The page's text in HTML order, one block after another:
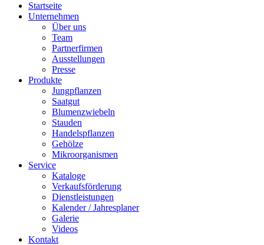
Startseite
Unternehmen
Über uns
Team
Partnerfirmen
Ausstellungen
Presse
Produkte
Jungpflanzen
Saatgut
Blumenzwiebeln
Stauden
Handelspflanzen
Gehölze
Mikroorganismen
Service
Kataloge
Verkaufsförderung
Dienstleistungen
Kalender / Jahresplaner
Galerie
Videos
Kontakt